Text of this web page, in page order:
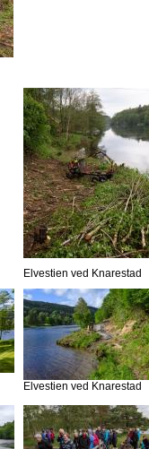
Elvestien ved Knarestad
Elvestien ved Knarestad